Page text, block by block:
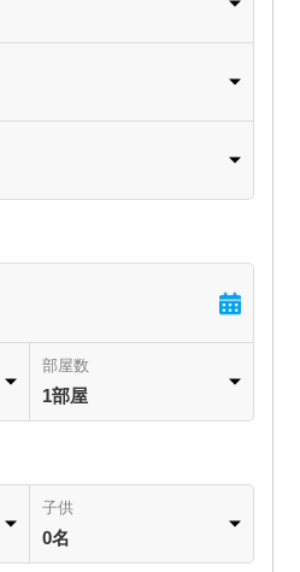
部屋数
1部屋
子供
0名